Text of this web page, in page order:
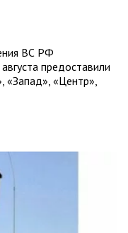
ВС РФ
предоставили
«Запад», «Центр»,